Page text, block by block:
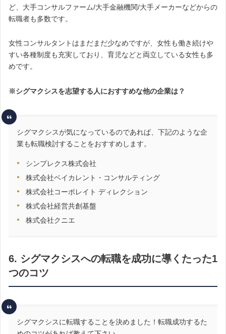
ど、大手コンサルファーム/大手金融機関/大手メーカーなどからの
転職者も多数です。
女性コンサルタントはまだまだ少なめですが、女性も働き続けや
すい各種制度も充実しており、育児などと両立している女性も多
めです。
※シグマクシスを志望する人におすすめな他の企業は？
シグマクシスが気になっているのであれば、下記のような企
業も転職検討することをおすすめします。
シンプレクス株式会社
株式会社ベイカレント・コンサルティング
株式会社コーポレイト ディレクション
株式会社経営共創基盤
株式会社クニエ
6. シグマクシスへの転職を成功に導くたった1
つのコツ
シグマクシスに転職することを決めました！転職成功するた